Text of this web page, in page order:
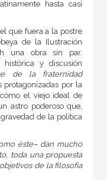
hasta casi
que fuera a la postre
de la Ilustración
una obra sin par.
histórica y discusión
de la fraternidad
protagonizadas por la
el viejo ideal de
astro poderoso que,
de la política
éste– dan mucho
toda una propuesta
de la filosofía